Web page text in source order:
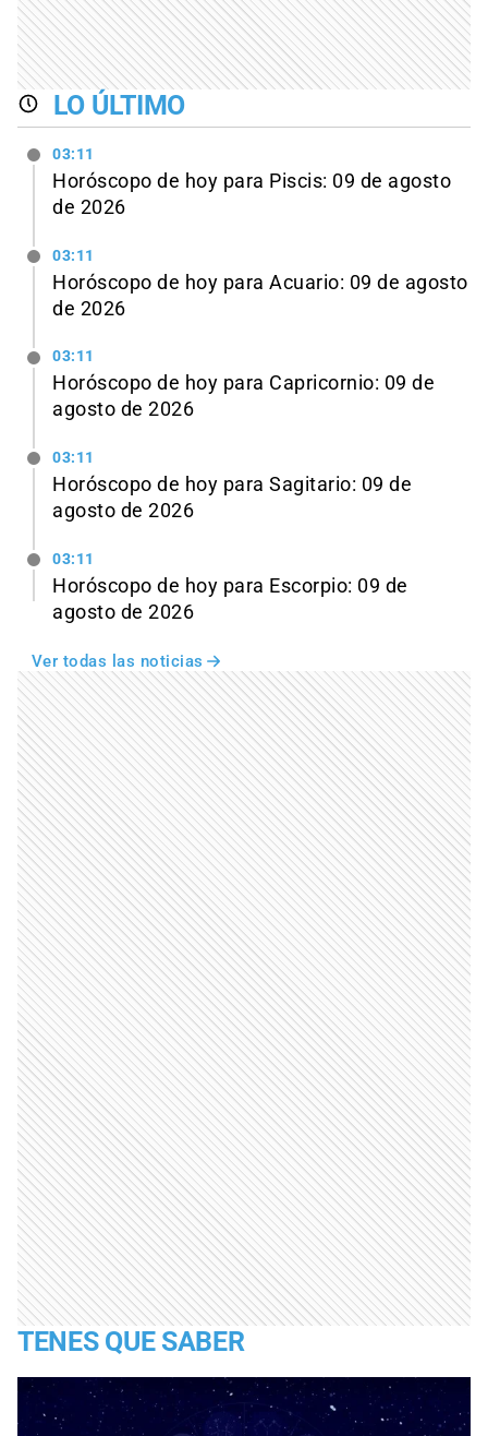
LO ÚLTIMO
03:11
Horóscopo de hoy para Piscis: 09 de agosto
de 2026
03:11
Horóscopo de hoy para Acuario: 09 de agosto
de 2026
03:11
Horóscopo de hoy para Capricornio: 09 de
agosto de 2026
03:11
Horóscopo de hoy para Sagitario: 09 de
agosto de 2026
03:11
Horóscopo de hoy para Escorpio: 09 de
agosto de 2026
Ver todas las noticias
TENES QUE SABER